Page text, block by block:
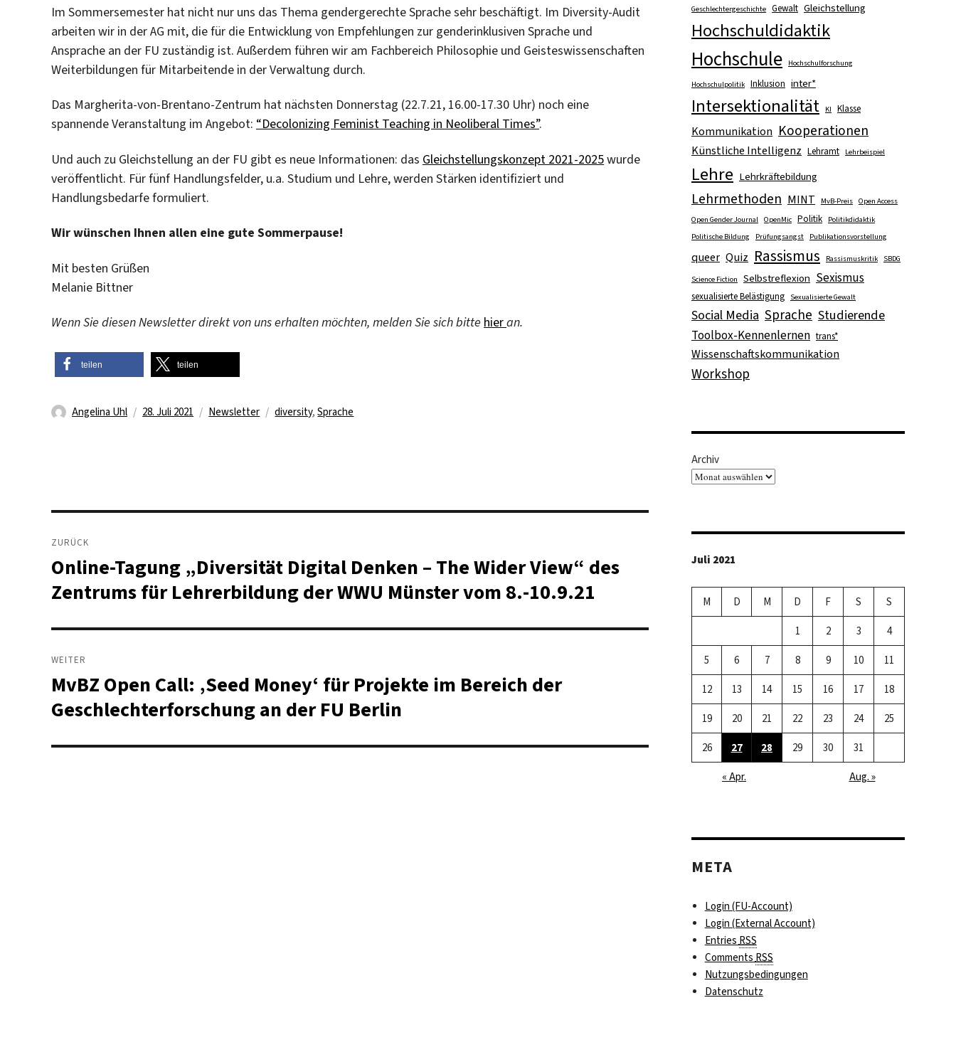
Im Sommersemester hat nicht nur uns das Thema gendergerechte Sprache sehr beschäftigt. Im Diversity-Audit
arbeiten wir in der AG mit, die für die Entwicklung von Empfehlungen zur genderinklusiven Sprache und
Ansprache an der FU zuständig ist. Außerdem führen wir am Fachbereich Philosophie und Geisteswissenschaften
Weiterbildungen für Mitarbeitende in der Verwaltung durch.
Das Margherita-von-Brentano-Zentrum hat nächsten Donnerstag (22.7.21, 16.00-17.30 Uhr) noch eine
spannende Veranstaltung im Angebot: “Decolonizing Feminist Teaching in Neoliberal Times”.
Und auch zu Gleichstellung an der FU gibt es neue Informationen: das Gleichstellungskonzept 2021-2025wurde
veröffentlicht. Für fünf Handlungsfelder, u.a. Studium und Lehre, werden Stärken identifiziert und
Handlungsbedarfe formuliert.
Wir wünschen Ihnen allen eine gute Sommerpause!
Mit besten Grüßen
Melanie Bittner
Wenn Sie diesen Newsletter direkt von uns erhalten möchten, melden Sie sich bitte hieran.
teilen teilen
Autor
Angelina Uhl
Veröffentlicht
28. Juli 2021 Kategorien
Newsletter Schlagwörter
diversity,Sprache
Beitragsnavigation
ZURÜCK
Vorheriger
Beitrag:
Online-Tagung „Diversität Digital Denken – The Wider View“ des
Zentrums für Lehrerbildung der WWU Münster vom 8.-10.9.21
WEITER
Nächster
Beitrag:
MvBZ Open Call: ‚Seed Money‘ für Projekte im Bereich der
Geschlechterforschung an der FU Berlin
Geschlechtergeschichte Gewalt Gleichstellung
Hochschuldidaktik
Hochschule Hochschulforschung
Hochschulpolitik Inklusion inter*
Intersektionalität KI Klasse
Kommunikation Kooperationen
Künstliche Intelligenz Lehramt Lehrbeispiel
Lehre Lehrkräftebildung
Lehrmethoden MINT MvB-Preis Open Access
Open Gender Journal OpenMic Politik
Politikdidaktik
Politische Bildung
Prüfungsangst Publikationsvorstellung
queer Quiz Rassismus Rassismuskritik SBDG
Science Fiction Selbstreflexion Sexismus
sexualisierte Belästigung Sexualisierte Gewalt
Social Media Sprache Studierende
Toolbox-Kennenlernen trans*
Wissenschaftskommunikation
Workshop
Archiv
Juli 2021
M D M D F S S
1 2 3 4
5 6 7 8 9 10 11
12 13 14 15 16 17 18
19 20 21 22 23 24 25
26 27 28 29 30 31
« Apr. Aug. »
META
Login (FU-Account)
Login (External Account)
EntriesRSS
CommentsRSS
Nutzungsbedingungen
Datenschutz